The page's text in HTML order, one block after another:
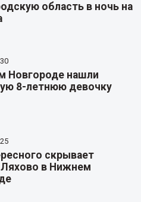
область в ночь на
Новгороде нашли
8-летнюю девочку
скрывает
в Нижнем